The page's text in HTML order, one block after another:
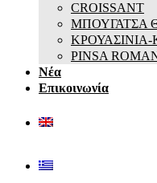
CROISSANT
ΜΠΟΥΓΑΤΣΑ
PINSA
Νέα
Επικοινωνία